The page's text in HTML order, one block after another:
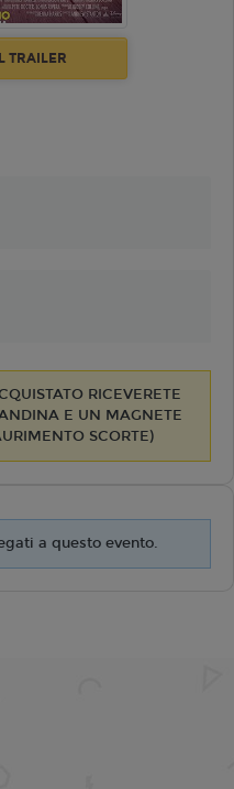
TRAILER
RICEVERETE
E UN MAGNETE
SCORTE)
a questo evento.